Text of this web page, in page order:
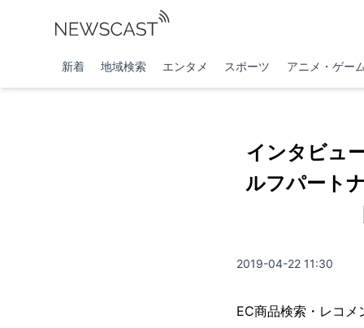
新着 地域検索 エンタメ スポーツ アニメ・ゲー
インタビュ
ルフパート
2019-04-22 11:30
EC商品検索・レコ